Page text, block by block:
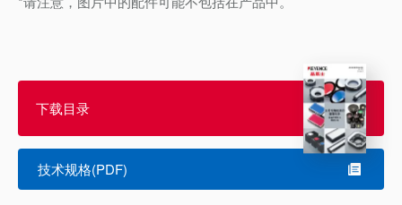
下载目录
技术规格(PDF)